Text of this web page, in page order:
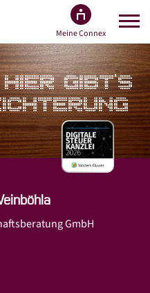
Meine Connex
GIBT'S
GmbH